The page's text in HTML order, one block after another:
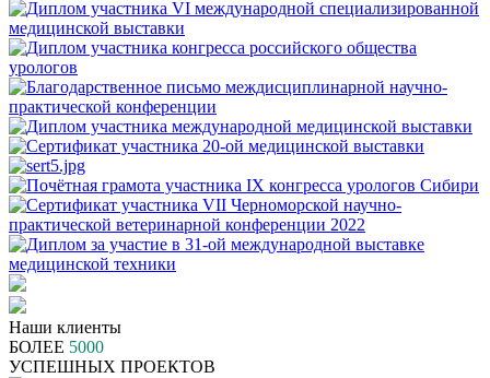
Наши клиенты
БОЛЕЕ 5000
УСПЕШНЫХ ПРОЕКТОВ